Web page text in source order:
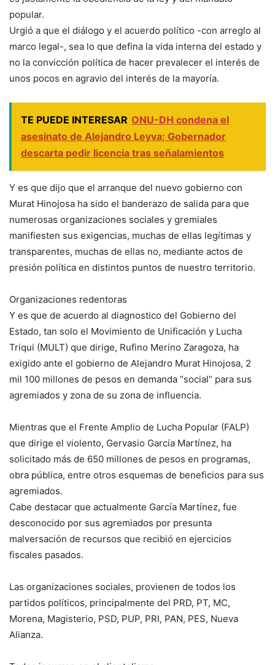
popular.
Urgió a que el diálogo y el acuerdo político -con arreglo al
marco legal-, sea lo que defina la vida interna del estado y
no la convicción política de hacer prevalecer el interés de
unos pocos en agravio del interés de la mayoría.
TE PUEDE INTERESAR ONU-DH condena el
asesinato de Alejandro Leyva; Gobernador
descarta pedir licencia tras señalamientos
Y es que dijo que el arranque del nuevo gobierno con
Murat Hinojosa ha sido el banderazo de salida para que
numerosas organizaciones sociales y gremiales
manifiesten sus exigencias, muchas de ellas legítimas y
transparentes, muchas de ellas no, mediante actos de
presión política en distintos puntos de nuestro territorio.
Organizaciones redentoras
Y es que de acuerdo al diagnostico del Gobierno del
Estado, tan solo el Movimiento de Unificación y Lucha
Triqui (MULT) que dirige, Rufino Merino Zaragoza, ha
exigido ante el gobierno de Alejandro Murat Hinojosa, 2
mil 100 millones de pesos en demanda “social” para sus
agremiados y zona de su zona de influencia.
Mientras que el Frente Amplio de Lucha Popular (FALP)
que dirige el violento, Gervasio García Martínez, ha
solicitado más de 650 millones de pesos en programas,
obra pública, entre otros esquemas de beneficios para sus
agremiados.
Cabe destacar que actualmente García Martínez, fue
desconocido por sus agremiados por presunta
malversación de recursos que recibió en ejercicios
fiscales pasados.
Las organizaciones sociales, provienen de todos los
partidos políticos, principalmente del PRD, PT, MC,
Morena, Magisterio, PSD, PUP, PRI, PAN, PES, Nueva
Alianza.